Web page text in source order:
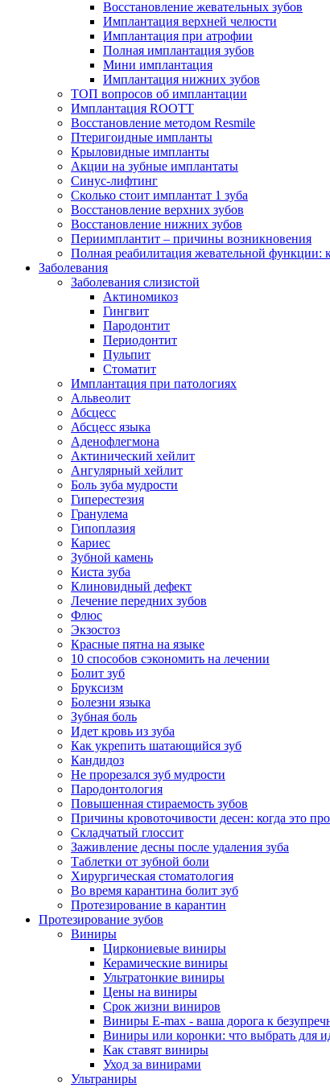
Восстановление жевательных зубов
Имплантация верхней челюсти
Имплантация при атрофии
Полная имплантация зубов
Мини имплантация
Имплантация нижних зубов
ТОП вопросов об имплантации
Имплантация ROOTT
Восстановление методом Resmile
Птеригоидные импланты
Крыловидные импланты
Акции на зубные имплантаты
Синус-лифтинг
Сколько стоит имплантат 1 зуба
Восстановление верхних зубов
Восстановление нижних зубов
Периимплантит – причины возникновения
Полная реабилитация жевательной функции:
Заболевания
Заболевания слизистой
Актиномикоз
Гингвит
Пародонтит
Периодонтит
Пульпит
Стоматит
Имплантация при патологиях
Альвеолит
Абсцесс
Абсцесс языка
Аденофлегмона
Актинический хейлит
Ангулярный хейлит
Боль зуба мудрости
Гиперестезия
Гранулема
Гипоплазия
Кариес
Зубной камень
Киста зуба
Клиновидный дефект
Лечение передних зубов
Флюс
Экзостоз
Красные пятна на языке
10 способов сэкономить на лечении
Болит зуб
Бруксизм
Болезни языка
Зубная боль
Идет кровь из зуба
Как укрепить шатающийся зуб
Кандидоз
Не прорезался зуб мудрости
Пародонтология
Повышенная стираемость зубов
Причины кровоточивости десен: когда это
Складчатый глоссит
Заживление десны после удаления зуба
Таблетки от зубной боли
Хирургическая стоматология
Во время карантина болит зуб
Протезирование в карантин
Протезирование зубов
Виниры
Циркониевые виниры
Керамические виниры
Ультратонкие виниры
Цены на виниры
Срок жизни виниров
Виниры E-max - ваша дорога к
Виниры или коронки: что выбрать для
Как ставят виниры
Уход за винирами
Ультраниры